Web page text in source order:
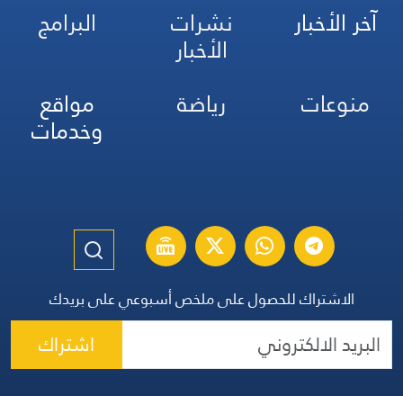
آخر الأخبار نشرات
الأخبار
البرامج
منوعات
رياضة مواقع
وخدمات
الاشتراك للحصول على ملخص أسبوعي على بريدك
اشتراك